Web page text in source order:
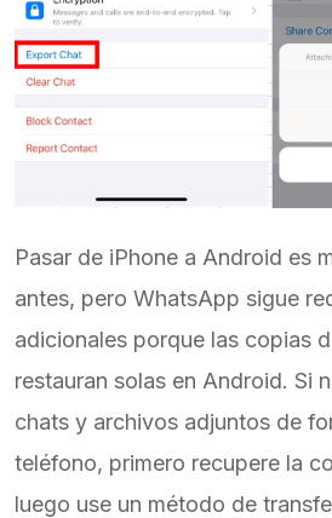
Pasar de iPhone a Android es
antes, pero WhatsApp sigue
adicionales porque las copias
restauran solas en Android. Si
chats y archivos adjuntos de
teléfono, primero recupere la
luego use un método de